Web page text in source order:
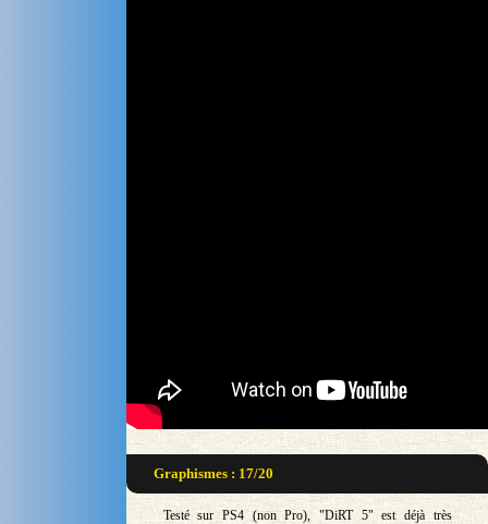
Graphismes : 17/20
Testé sur PS4 (non Pro), "DiRT 5" est déjà très